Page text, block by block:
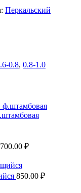
Перкальский
0.8, 0.8-1.0
₽
850.00 ₽